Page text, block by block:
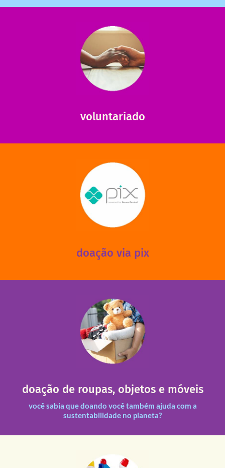
voluntariado
ajudar com certos assuntos. Entre em contato conosco e
saiba como nos ajudar.
saiba mais
doação via pix
via PIX? Elas também são muito importantes para
mantermos nossas unidades em funcionamento!
saiba mais
doação de roupas, objetos e móveis
você sabia que doando você também ajuda com a
sustentabilidade no planeta?
entre nossas unidades assim como outras instituições
Você pode doar esses itens na Rua Belmonte, 547 – Vila
Leopoldina – De segunda a sexta, das 8h30 às 11h30 e
das 13h30 às 17h30 (sextas até às 16h30).
fale conosco